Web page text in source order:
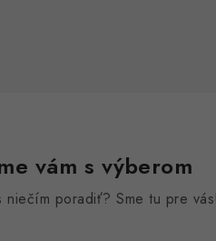
vám s výberom
niečím poradiť? Sme tu pre vás!